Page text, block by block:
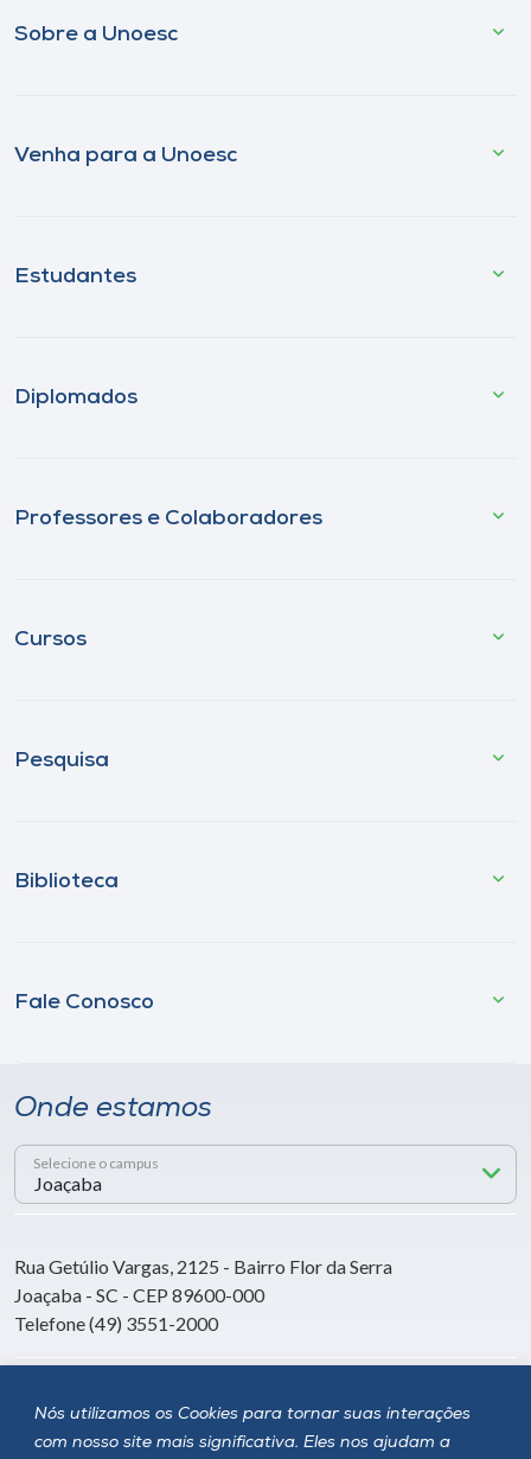
Nós utilizamos os Cookies para tornar suas interações
com nosso site mais significativa. Eles nos ajudam a
Sobre a Unoesc
Venha para a Unoesc
Estudantes
Diplomados
Professores e Colaboradores
Cursos
Pesquisa
Biblioteca
Fale Conosco
Onde estamos
Selecione o campus
Rua Getúlio Vargas, 2125 - Bairro Flor da Serra
Joaçaba - SC - CEP 89600-000
Telefone (49) 3551-2000
Siga a Unoesc